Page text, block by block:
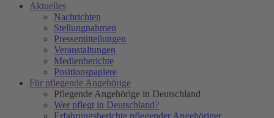
Aktuelles
Nachrichten
Stellungnahmen
Pressemitteilungen
Veranstaltungen
Medienberichte
Positionspapiere
Für pflegende Angehörige
Pflegende Angehörige in Deutschland
Wer pflegt in Deutschland?
Erfahrungsberichte pflegender Angehöriger